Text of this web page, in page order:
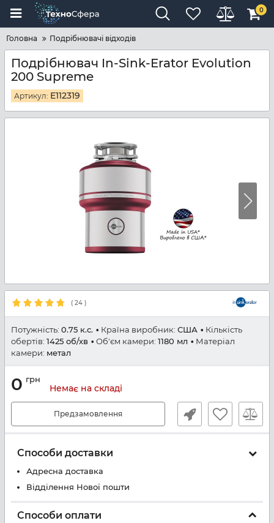
0
Головна Подрібнювачі відходів
Подрібнювач In-Sink-Erator Evolution
200 Supreme
Артикул: E112319
( 24 )
Потужність: 0.75 к.с. Країна виробник: США
Кількість
обертів: 1425 об/хв Об'єм камери: 1180 мл
Матеріал
камери: метал
0 грн
Немає на складі
Предзамовлення
Способи доставки
Адресна доставка
Відділення Нової пошти
Способи оплати